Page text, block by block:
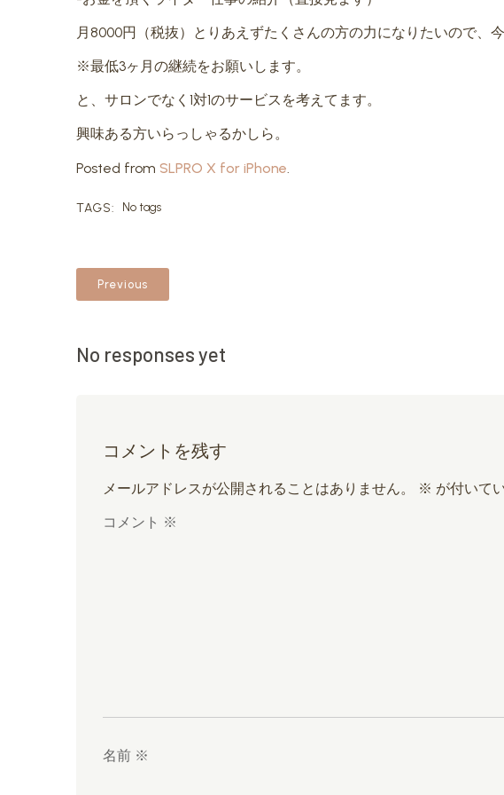
月8000円（税抜）とりあえずたくさんの方の力になりたいので、
※最低3ヶ月の継続をお願いします。
と、サロンでなく1対1のサービスを考えてます。
興味ある方いらっしゃるかしら。
Posted from SLPRO X for iPhone.
TAGS: No tags
Previous
No responses yet
コメントを残す
メールアドレスが公開されることはありません。 ※ が付いて
コメント ※
名前 ※